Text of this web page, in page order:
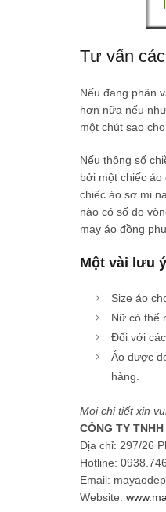
Tư vấn
Nếu đang phân
hơn nữa nếu
một chút sao
Nếu thông số
bởi một chiếc
chiếc áo sơ mi
nào có số đo
may áo đồng
Một vài lưu
Size áo
Nữ có thể
Đối với
Áo được
hàng.
Mọi chi tiết xin
CÔNG TY
Địa chỉ: 297/26
Hotline:
Email:
Website: